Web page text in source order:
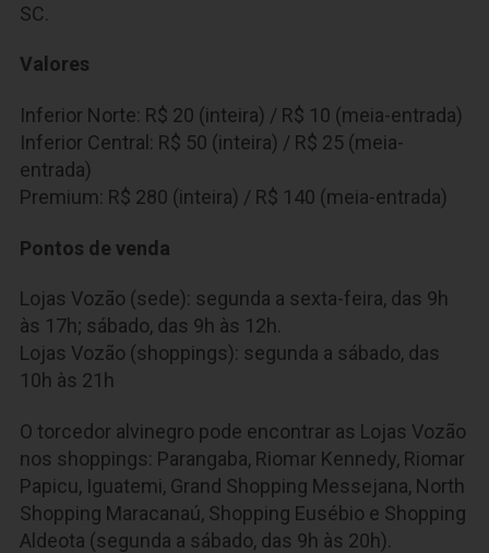
SC.
Valores
Inferior Norte: R$ 20 (inteira) / R$ 10 (meia-entrada)
Inferior Central: R$ 50 (inteira) / R$ 25 (meia-
entrada)
Premium: R$ 280 (inteira) / R$ 140 (meia-entrada)
Pontos de venda
Lojas Vozão (sede): segunda a sexta-feira, das 9h
às 17h; sábado, das 9h às 12h.
Lojas Vozão (shoppings): segunda a sábado, das
10h às 21h
O torcedor alvinegro pode encontrar as Lojas Vozão
nos shoppings: Parangaba, Riomar Kennedy, Riomar
Papicu, Iguatemi, Grand Shopping Messejana, North
Shopping Maracanaú, Shopping Eusébio e Shopping
Aldeota (segunda a sábado, das 9h às 20h).